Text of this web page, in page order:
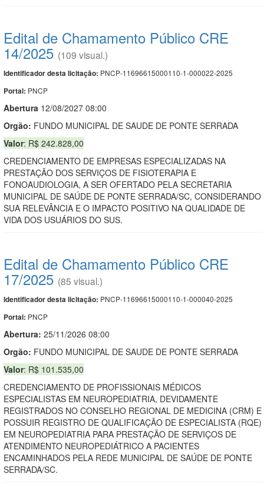
Edital de Chamamento Público CRE
14/2025 (109 visual.)
Identificador desta licitação: PNCP-11696615000110-1-000022-2025
Portal: PNCP
Abertura 12/08/2027 08:00
Orgão: FUNDO MUNICIPAL DE SAUDE DE PONTE SERRADA
Valor: R$ 242.828,00
CREDENCIAMENTO DE EMPRESAS ESPECIALIZADAS NA
PRESTAÇÃO DOS SERVIÇOS DE FISIOTERAPIA E
FONOAUDIOLOGIA, A SER OFERTADO PELA SECRETARIA
MUNICIPAL DE SAÚDE DE PONTE SERRADA/SC, CONSIDERANDO
SUA RELEVÂNCIA E O IMPACTO POSITIVO NA QUALIDADE DE
VIDA DOS USUÁRIOS DO SUS.
Edital de Chamamento Público CRE
17/2025 (85 visual.)
Identificador desta licitação: PNCP-11696615000110-1-000040-2025
Portal: PNCP
Abertura: 25/11/2026 08:00
Orgão: FUNDO MUNICIPAL DE SAUDE DE PONTE SERRADA
Valor: R$ 101.535,00
CREDENCIAMENTO DE PROFISSIONAIS MÉDICOS
ESPECIALISTAS EM NEUROPEDIATRIA, DEVIDAMENTE
REGISTRADOS NO CONSELHO REGIONAL DE MEDICINA (CRM) E
POSSUIR REGISTRO DE QUALIFICAÇÃO DE ESPECIALISTA (RQE)
EM NEUROPEDIATRIA PARA PRESTAÇÃO DE SERVIÇOS DE
ATENDIMENTO NEUROPEDIÁTRICO A PACIENTES
ENCAMINHADOS PELA REDE MUNICIPAL DE SAÚDE DE PONTE
SERRADA/SC.